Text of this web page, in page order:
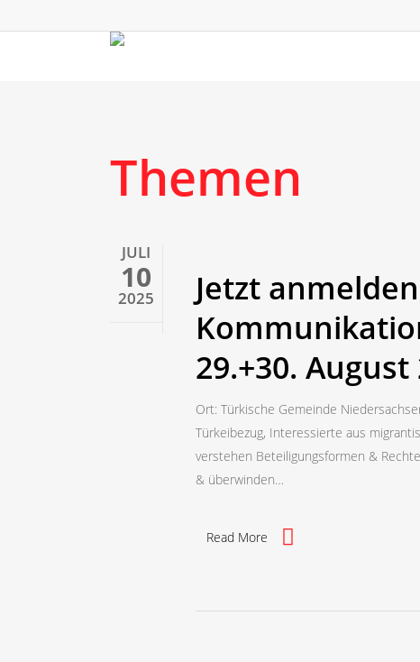
to
Themen
JULI
10
2025
Jetzt
29.+30. August
Ort: Türkische Gemeinde
Türkeibezug, Interessierte aus
verstehen Beteiligungsformen &
& überwinden…
Read More